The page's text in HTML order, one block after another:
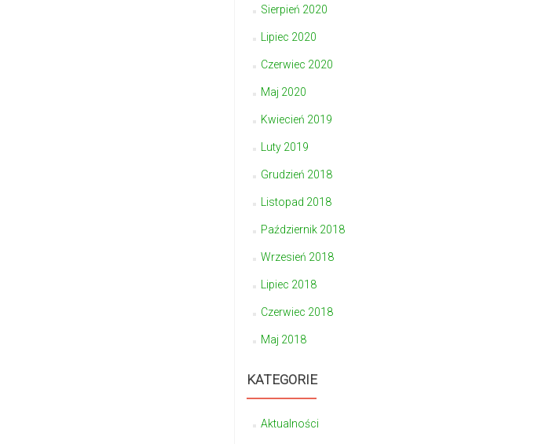
Sierpień 2020
Lipiec 2020
Czerwiec 2020
Maj 2020
Kwiecień 2019
Luty 2019
Grudzień 2018
Listopad 2018
Październik 2018
Wrzesień 2018
Lipiec 2018
Czerwiec 2018
Maj 2018
KATEGORIE
Aktualności